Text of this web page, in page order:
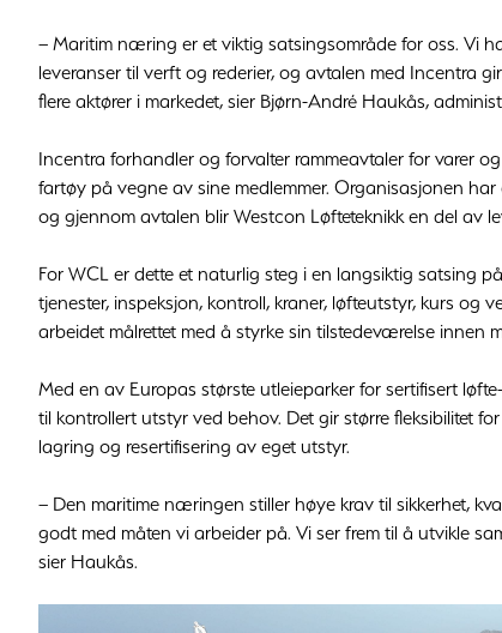
– Maritim næring er et viktig satsingsområde for oss. Vi
leveranser til verft og rederier, og avtalen med Incentra
flere aktører i markedet, sier Bjørn-André Haukås,
Incentra forhandler og forvalter rammeavtaler for varer
fartøy på vegne av sine medlemmer. Organisasjonen
og gjennom avtalen blir Westcon Løfteteknikk en del av
For WCL er dette et naturlig steg i en langsiktig satsing
tjenester, inspeksjon, kontroll, kraner, løfteutstyr, kurs og
arbeidet målrettet med å styrke sin tilstedeværelse innen
Med en av Europas største utleieparker for sertifisert
til kontrollert utstyr ved behov. Det gir større fleksibilitet
lagring og resertifisering av eget utstyr.
– Den maritime næringen stiller høye krav til sikkerhet,
godt med måten vi arbeider på. Vi ser frem til å utvikle
sier Haukås.